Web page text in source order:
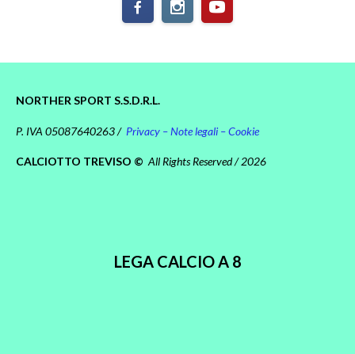
NORTHER SPORT S.S.D.R.L.
P. IVA 05087640263 / Privacy – Note legali – Cookie
CALCIOTTO TREVISO © All Rights Reserved / 2026
LEGA CALCIO A 8